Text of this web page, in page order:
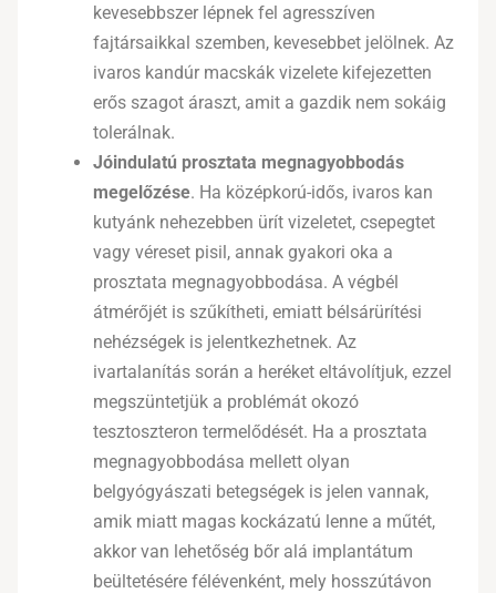
kevesebbszer lépnek fel agresszíven
fajtársaikkal szemben, kevesebbet jelölnek. Az
ivaros kandúr macskák vizelete kifejezetten
erős szagot áraszt, amit a gazdik nem sokáig
tolerálnak.
Jóindulatú prosztata megnagyobbodás
megelőzése. Ha középkorú-idős, ivaros kan
kutyánk nehezebben ürít vizeletet, csepegtet
vagy véreset pisil, annak gyakori oka a
prosztata megnagyobbodása. A végbél
átmérőjét is szűkítheti, emiatt bélsárürítési
nehézségek is jelentkezhetnek. Az
ivartalanítás során a heréket eltávolítjuk, ezzel
megszüntetjük a problémát okozó
tesztoszteron termelődését. Ha a prosztata
megnagyobbodása mellett olyan
belgyógyászati betegségek is jelen vannak,
amik miatt magas kockázatú lenne a műtét,
akkor van lehetőség bőr alá implantátum
beültetésére félévenként, mely hosszútávon